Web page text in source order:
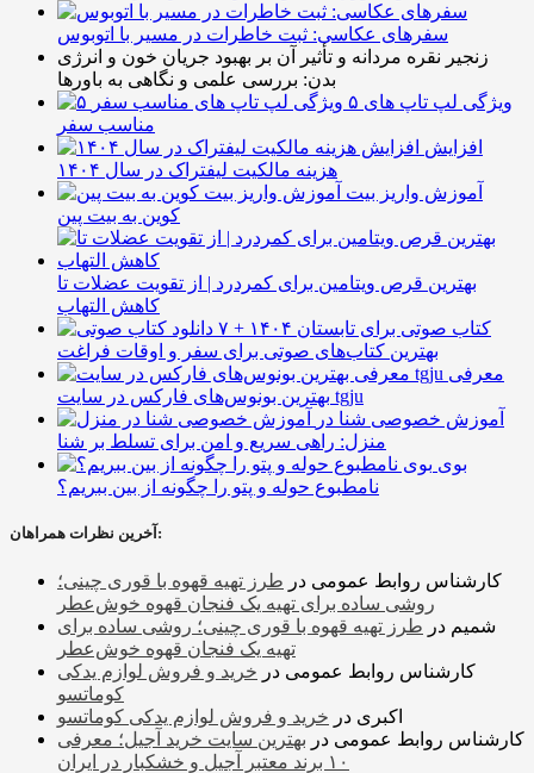
سفرهای عکاسی: ثبت خاطرات در مسیر با اتوبوس
زنجیر نقره مردانه و تأثیر آن بر بهبود جریان خون و انرژی
بدن: بررسی علمی و نگاهی به باورها
۵ ویژگی لپ تاپ های
مناسب سفر
افزایش
هزینه مالکیت لیفتراک در سال ۱۴۰۴
آموزش واریز بیت
کوین به بیت پین
بهترین قرص ویتامین برای کمردرد | از تقویت عضلات تا
کاهش التهاب
۷ کتاب صوتی برای تابستان ۱۴۰۴ +
بهترین کتاب‌های صوتی برای سفر و اوقات فراغت
معرفی
بهترین بونوس‌های فارکس در سایت tgju
آموزش خصوصی شنا در
منزل: راهی سریع و امن برای تسلط بر شنا
بوی
نامطبوع حوله و پتو را چگونه از بین ببریم؟
آخرین نظرات همراهان:
کارشناس روابط عمومی در طرز تهیه قهوه با قوری چینی؛
روشی ساده برای تهیه یک فنجان قهوه خوش‌عطر
شمیم در طرز تهیه قهوه با قوری چینی؛ روشی ساده برای
تهیه یک فنجان قهوه خوش‌عطر
کارشناس روابط عمومی در خرید و فروش لوازم یدکی
کوماتسو
اکبری در خرید و فروش لوازم یدکی کوماتسو
کارشناس روابط عمومی در بهترین سایت خرید آجیل؛ معرفی
۱۰ برند معتبر آجیل و خشکبار در ایران